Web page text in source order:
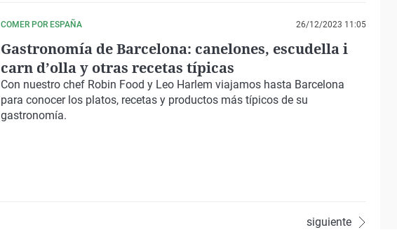
COMER POR ESPAÑA 26/12/2023 11:05
Gastronomía de Barcelona: canelones, escudella i
carn d’olla y otras recetas típicas
Con nuestro chef Robin Food y Leo Harlem viajamos hasta Barcelona
para conocer los platos, recetas y productos más típicos de su
gastronomía.
siguiente